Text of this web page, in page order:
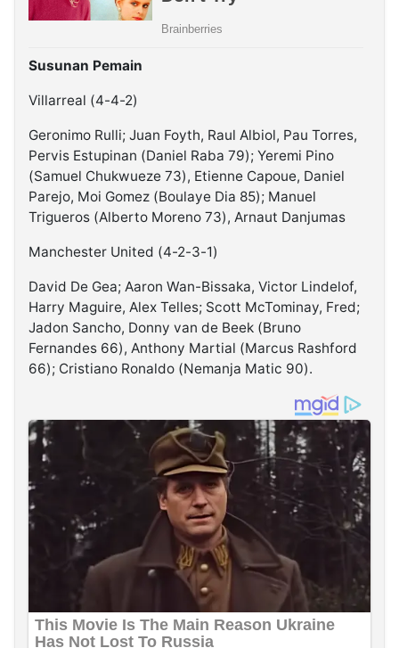
Susunan Pemain
Villarreal (4-4-2)
Geronimo Rulli; Juan Foyth, Raul Albiol, Pau Torres,
Pervis Estupinan (Daniel Raba 79); Yeremi Pino
(Samuel Chukwueze 73), Etienne Capoue, Daniel
Parejo, Moi Gomez (Boulaye Dia 85); Manuel
Trigueros (Alberto Moreno 73), Arnaut Danjumas
Manchester United (4-2-3-1)
David De Gea; Aaron Wan-Bissaka, Victor Lindelof,
Harry Maguire, Alex Telles; Scott McTominay, Fred;
Jadon Sancho, Donny van de Beek (Bruno
Fernandes 66), Anthony Martial (Marcus Rashford
66); Cristiano Ronaldo (Nemanja Matic 90).